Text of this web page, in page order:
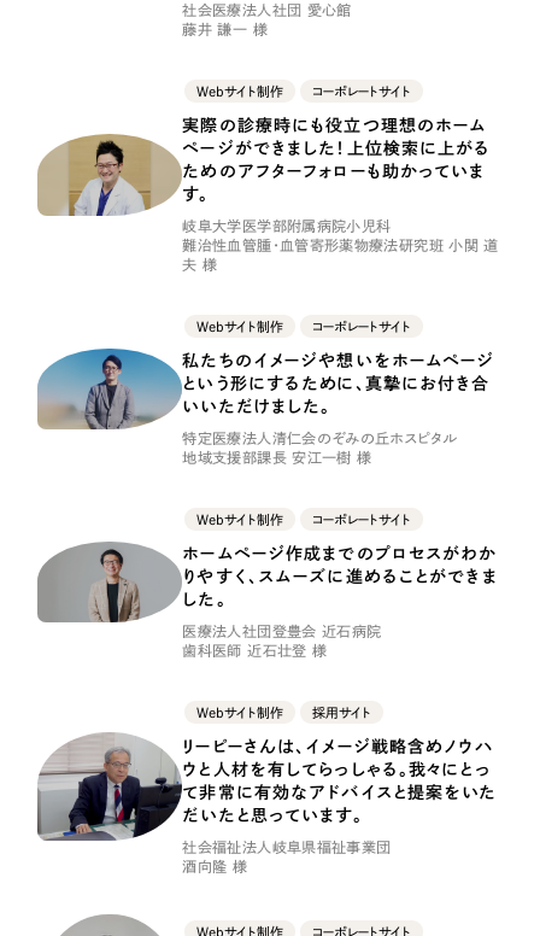
ブランドサイト制作
リープ・プロジェクト／マーケティング代行
SEO対策によるアクセス獲得、反響獲得などの"Webマーケティング"から、
ライン領域のマーケティングまでまるっと代行
リープ・リクルーティング ／ 採用業務代行
求人票作成・面接など各種業務代行、採用の仕組み作り支援
リープ・キャリア ／人材紹介サービス
完全成功報酬型のスカウト型ハイクラス人材紹介（岐阜・愛知）
Pace
日報ツールで案件ごとの営業利益をリアルタイムに可視化
制作実績
全国1,400社以上の支援実績の中から実績の
一部をご紹介します
Outsourcing
アウトソーシング（代行支援）
リープ・プロジェクト
「反響強化」を目的としたマーケティング代行
リープ・リクルーティング
「採用強化」を目的とした採用業務代行
プライバシーポリシー 情報セキュリティ方針
AI倫理ポリシー クッキーポリシー サイトマップ
ウェブアクセシビリティ方針
社会医療法人社団 愛心館
藤井 謙一 様
Webサイト制作 コーポレートサイト
実際の診療時にも役立つ理想のホーム
ページができました！上位検索に上がる
ためのアフターフォローも助かっていま
す。
岐阜大学医学部附属病院小児科
難治性血管腫・血管寄形薬物療法研究班 小関 道
夫 様
Webサイト制作 コーポレートサイト
私たちのイメージや想いをホームページ
という形にするために、真摯にお付き合
いいただけました。
特定医療法人清仁会のぞみの丘ホスピタル
地域支援部課長 安江一樹 様
Webサイト制作 コーポレートサイト
ホームページ作成までのプロセスがわか
りやすく、スムーズに進めることができま
した。
医療法人社団登豊会 近石病院
歯科医師 近石壮登 様
Webサイト制作 採用サイト
リーピーさんは、イメージ戦略含めノウハ
ウと人材を有してらっしゃる。我々にとっ
て非常に有効なアドバイスと提案をいた
だいたと思っています。
社会福祉法人岐阜県福祉事業団
酒向隆 様
Webサイト制作 コーポレートサイト